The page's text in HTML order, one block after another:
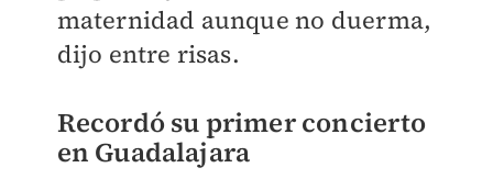
maternidad aunque no duerma,
dijo entre risas.
Recordó su primer concierto
en Guadalajara